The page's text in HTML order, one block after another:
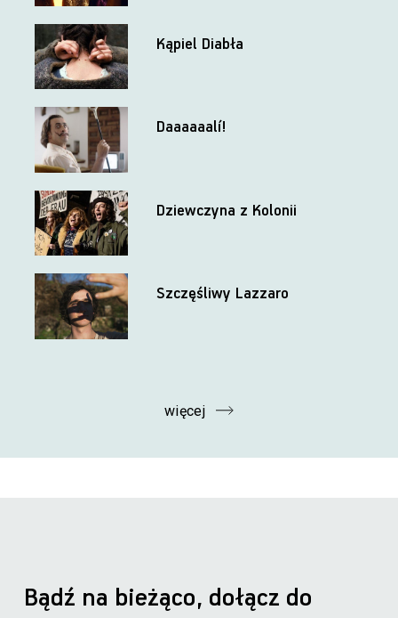
Kąpiel Diabła
Daaaaaalí!
Dziewczyna z Kolonii
Szczęśliwy Lazzaro
więcej
Bądź na bieżąco, dołącz do